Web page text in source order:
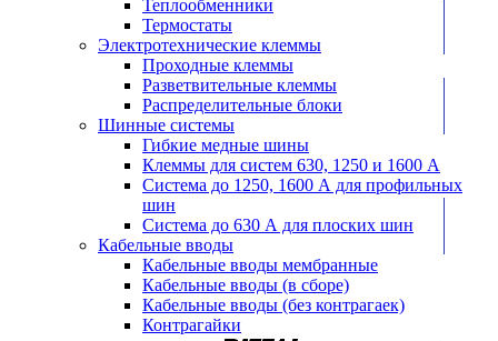
Теплообменники
Термостаты
Электротехнические клеммы
Проходные клеммы
Разветвительные клеммы
Распределительные блоки
Шинные системы
Гибкие медные шины
Клеммы для систем 630, 1250 и 1600 А
Система до 1250, 1600 А для профильных
шин
Система до 630 А для плоских шин
Кабельные вводы
Кабельные вводы мембранные
Кабельные вводы (в сборе)
Кабельные вводы (без контрагаек)
Контрагайки